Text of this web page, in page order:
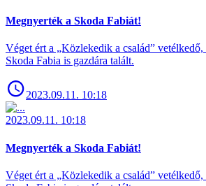
Megnyerték a Skoda Fabiát!
Véget ért a „Közlekedik a család”
Skoda Fabia is gazdára talált.
2023.09.11. 10:18
2023.09.11. 10:18
Megnyerték a Skoda Fabiát!
Véget ért a „Közlekedik a család”